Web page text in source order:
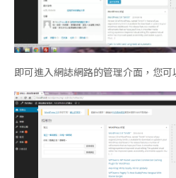
即可進入網誌網路的管理介面，您可